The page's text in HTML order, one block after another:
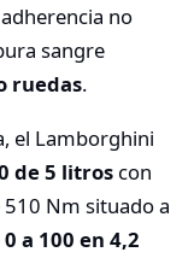
no
sangre
ruedas.
el Lamborghini
de 5 litros con
510 Nm situado a
0 a 100 en 4,2